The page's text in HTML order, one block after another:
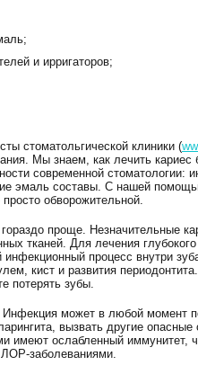
и ирригаторов;
стоматольгической клиники (
Мы знаем, как лечить кариес
современной стоматологии:
эмаль составы. С нашей
обворожительной.
проще. Незначительные
тканей. Для лечения
процесс внутри
кист и развития
потерять зубы.
может в любой момент
вызвать другие
имеют ослабленный иммунитет,
заболеваниями.